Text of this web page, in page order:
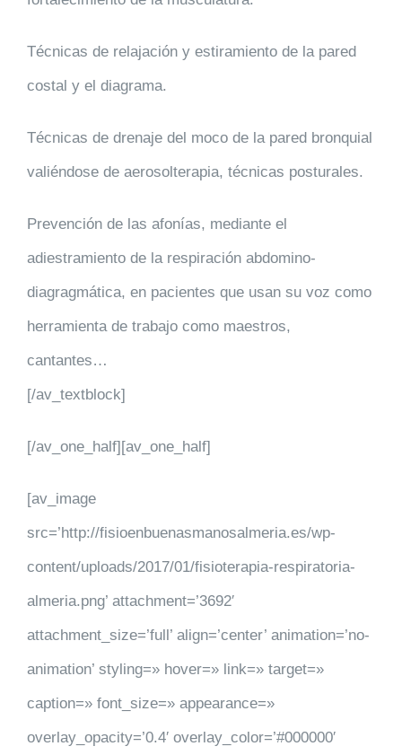
Técnicas de relajación y estiramiento de la pared
costal y el diagrama.
Técnicas de drenaje del moco de la pared bronquial
valiéndose de aerosolterapia, técnicas posturales.
Prevención de las afonías, mediante el
adiestramiento de la respiración abdomino-
diagragmática, en pacientes que usan su voz como
herramienta de trabajo como maestros,
cantantes…
[/av_textblock]
[/av_one_half][av_one_half]
[av_image
src=’http://fisioenbuenasmanosalmeria.es/wp-
content/uploads/2017/01/fisioterapia-respiratoria-
almeria.png’ attachment=’3692′
attachment_size=’full’ align=’center’ animation=’no-
animation’ styling=» hover=» link=» target=»
caption=» font_size=» appearance=»
overlay_opacity=’0.4′ overlay_color=’#000000′